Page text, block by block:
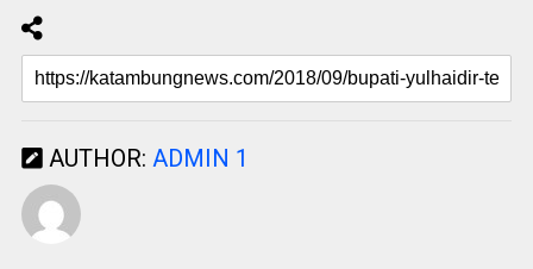
AUTHOR: ADMIN 1